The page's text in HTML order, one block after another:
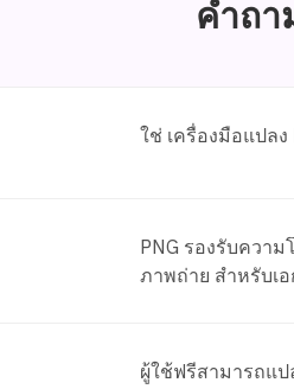
คำถ
ใช่ เครื่องมือแปล
PNG รองรับควา
ภาพถ่าย สำหรับเ
ผู้ใช้ฟรีสามารถแป